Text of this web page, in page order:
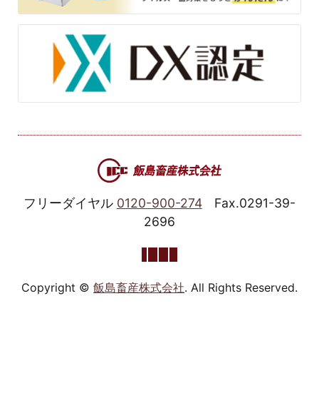
フリーダイヤル 0120-900-274
Fax.0291-39-
2696
Copyright © 飯島畜産株式会社. All Rights Reserved.